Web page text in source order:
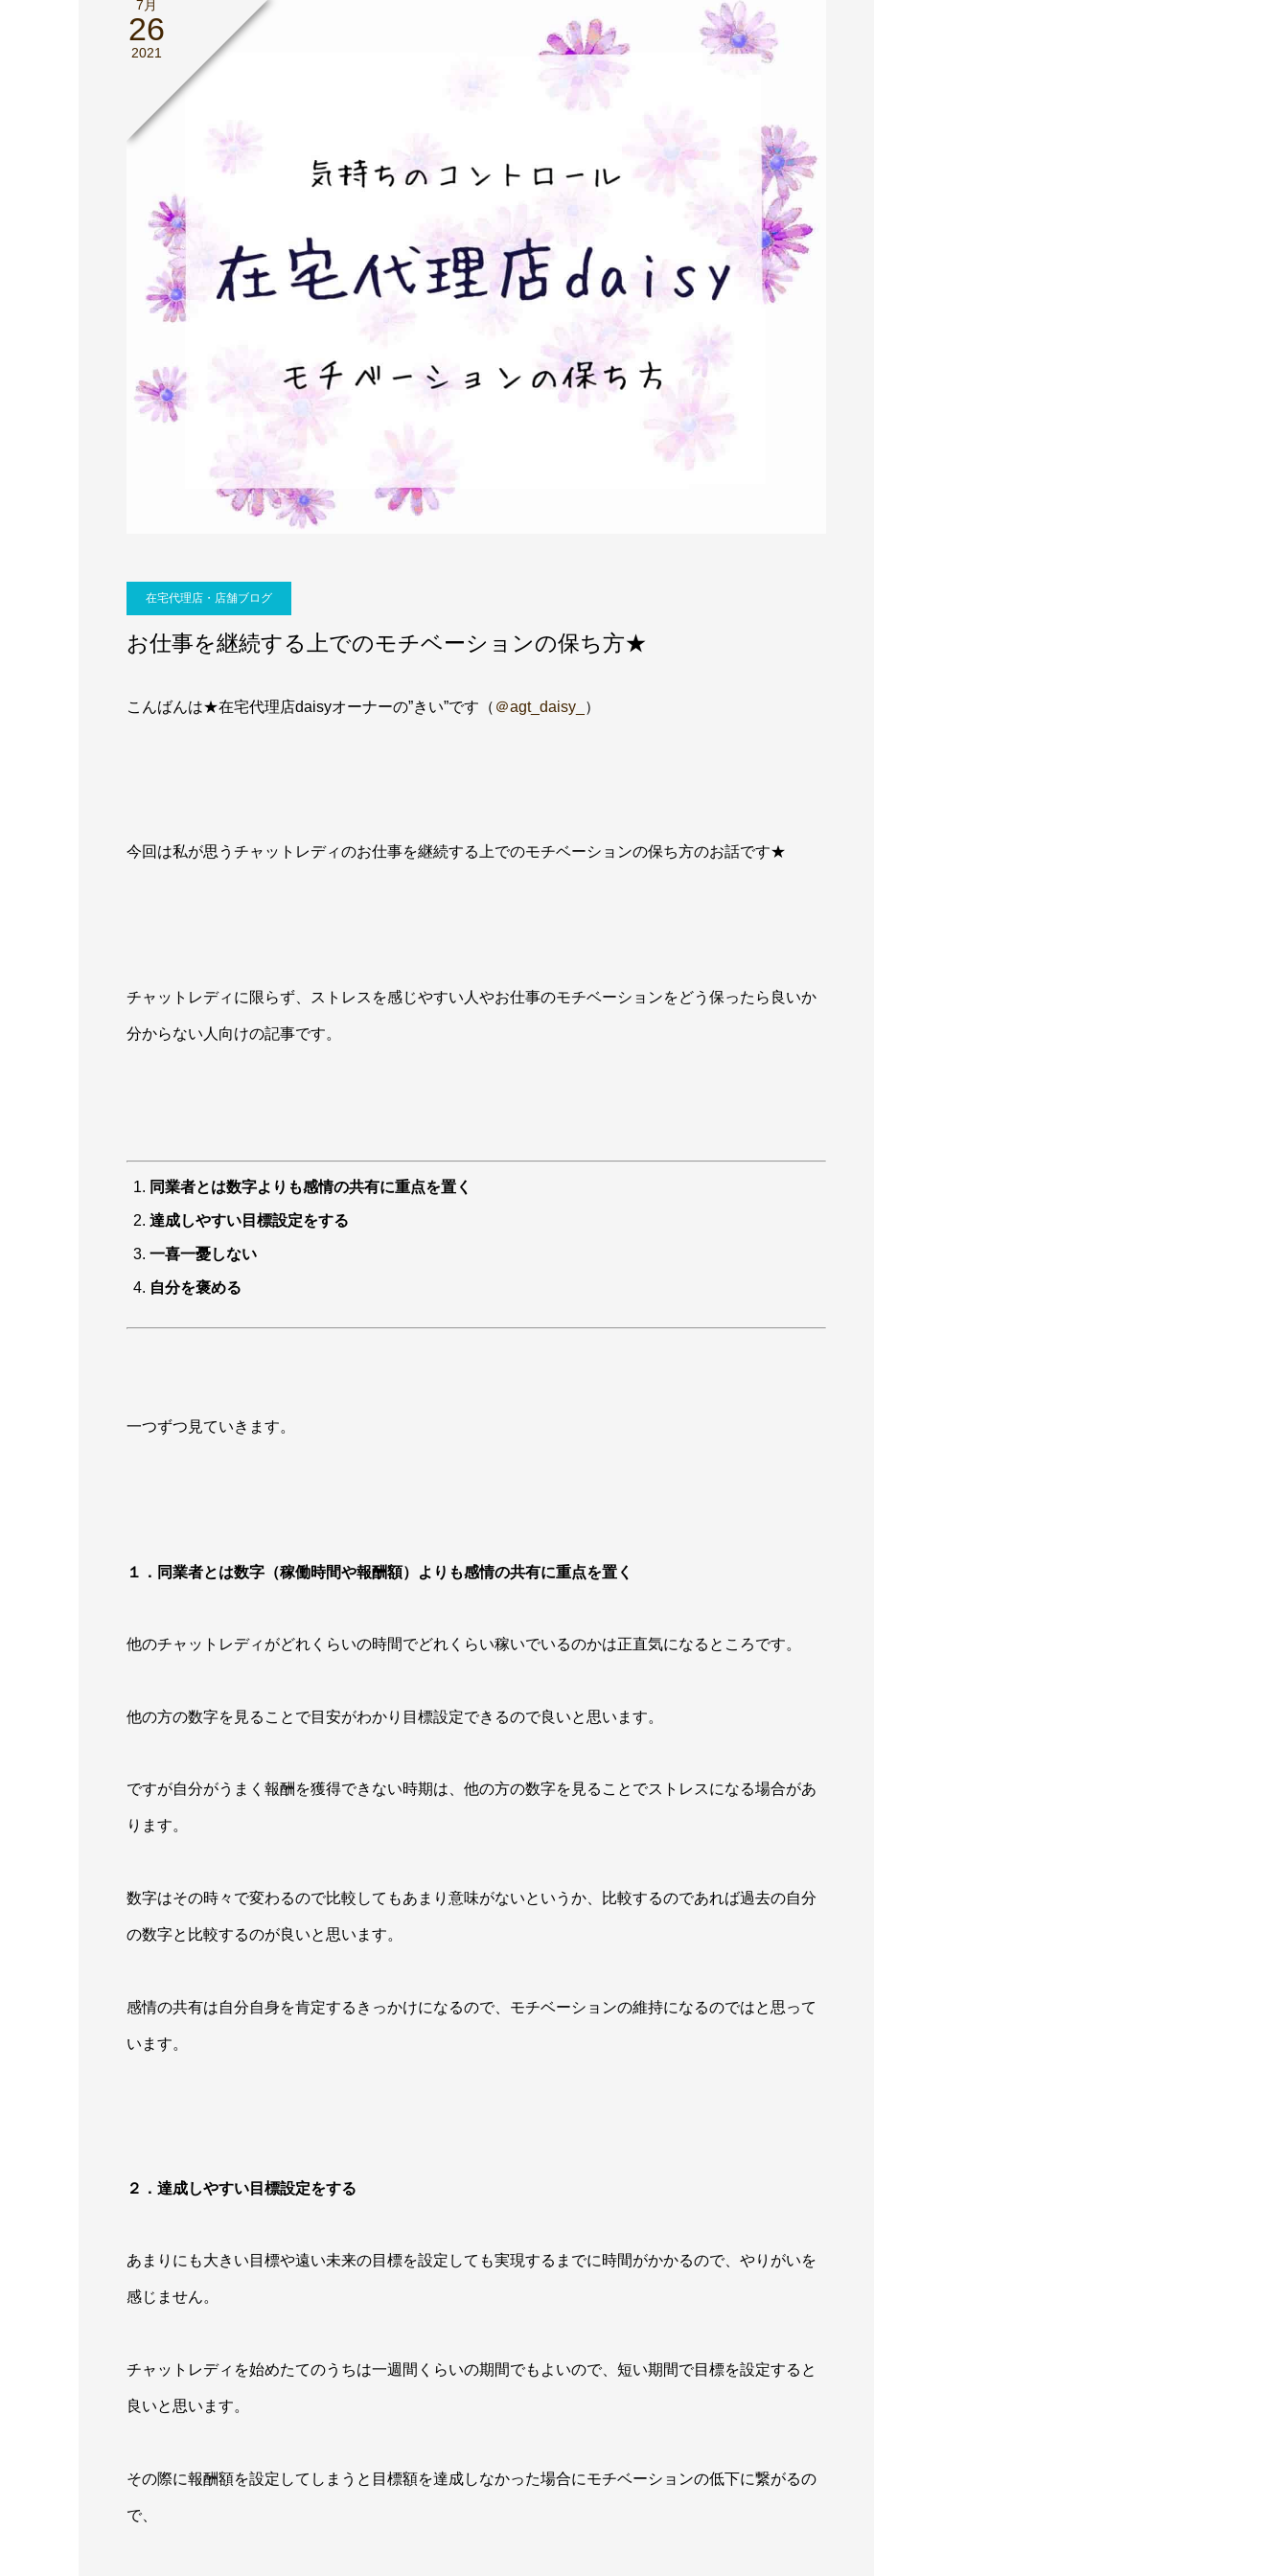
7月
26
2021
在宅代理店・店舗ブログ
お仕事を継続する上でのモチベーションの保ち方★
こんばんは★在宅代理店daisyオーナーの”きい”です（ ＠agt_daisy_ ）
今回は私が思うチャットレディのお仕事を継続する上でのモチベーションの保ち方のお話です★
チャットレディに限らず、ストレスを感じやすい人やお仕事のモチベーションをどう保ったら良いか
分からない人向けの記事です。
同業者とは数字よりも感情の共有に重点を置く
達成しやすい目標設定をする
一喜一憂しない
自分を褒める
一つずつ見ていきます。
１．同業者とは数字（稼働時間や報酬額）よりも感情の共有に重点を置く
他のチャットレディがどれくらいの時間でどれくらい稼いでいるのかは正直気になるところです。
他の方の数字を見ることで目安がわかり目標設定できるので良いと思います。
ですが自分がうまく報酬を獲得できない時期は、他の方の数字を見ることでストレスになる場合があ
ります。
数字はその時々で変わるので比較してもあまり意味がないというか、比較するのであれば過去の自分
の数字と比較するのが良いと思います。
感情の共有は自分自身を肯定するきっかけになるので、モチベーションの維持になるのではと思って
います。
２．達成しやすい目標設定をする
あまりにも大きい目標や遠い未来の目標を設定しても実現するまでに時間がかかるので、やりがいを
感じません。
チャットレディを始めたてのうちは一週間くらいの期間でもよいので、短い期間で目標を設定すると
良いと思います。
その際に報酬額を設定してしまうと目標額を達成しなかった場合にモチベーションの低下に繋がるの
で、